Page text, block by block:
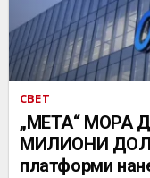
СВЕТ
„МЕТА“ МОРА
МИЛИОНИ
платформи